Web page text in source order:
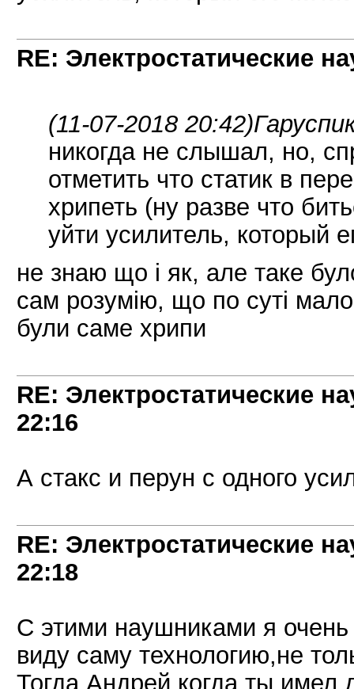
RE: Электростатические
(11-07-2018 20:42)
никогда не слышал, но,
отметить что статик в
хрипеть (ну разве что
уйти усилитель, который
не знаю що і як, але таке
сам розумію, що по суті
були саме хрипи
RE: Электростатические
22:16
А стакс и перун с одного
RE: Электростатические
22:18
С этими наушниками я
виду саму технологию,не
Тогда Андрей когда ты